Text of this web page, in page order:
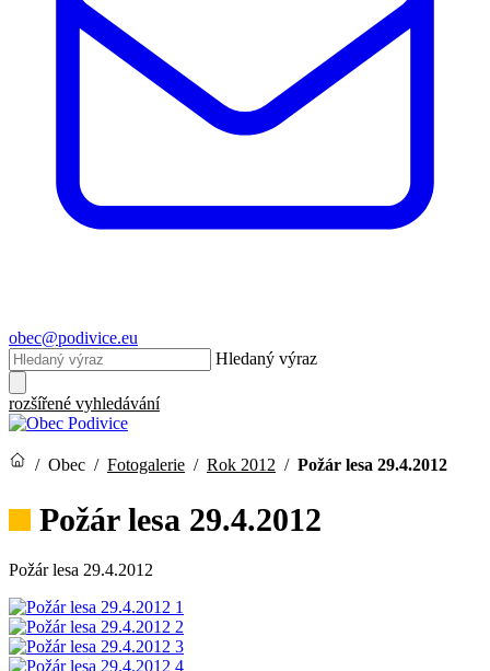
obec@podivice.eu
Hledaný výraz
rozšířené vyhledávání
/ Obec / Fotogalerie / Rok 2012 / Požár lesa 29.4.2012
Požár lesa 29.4.2012
Požár lesa 29.4.2012